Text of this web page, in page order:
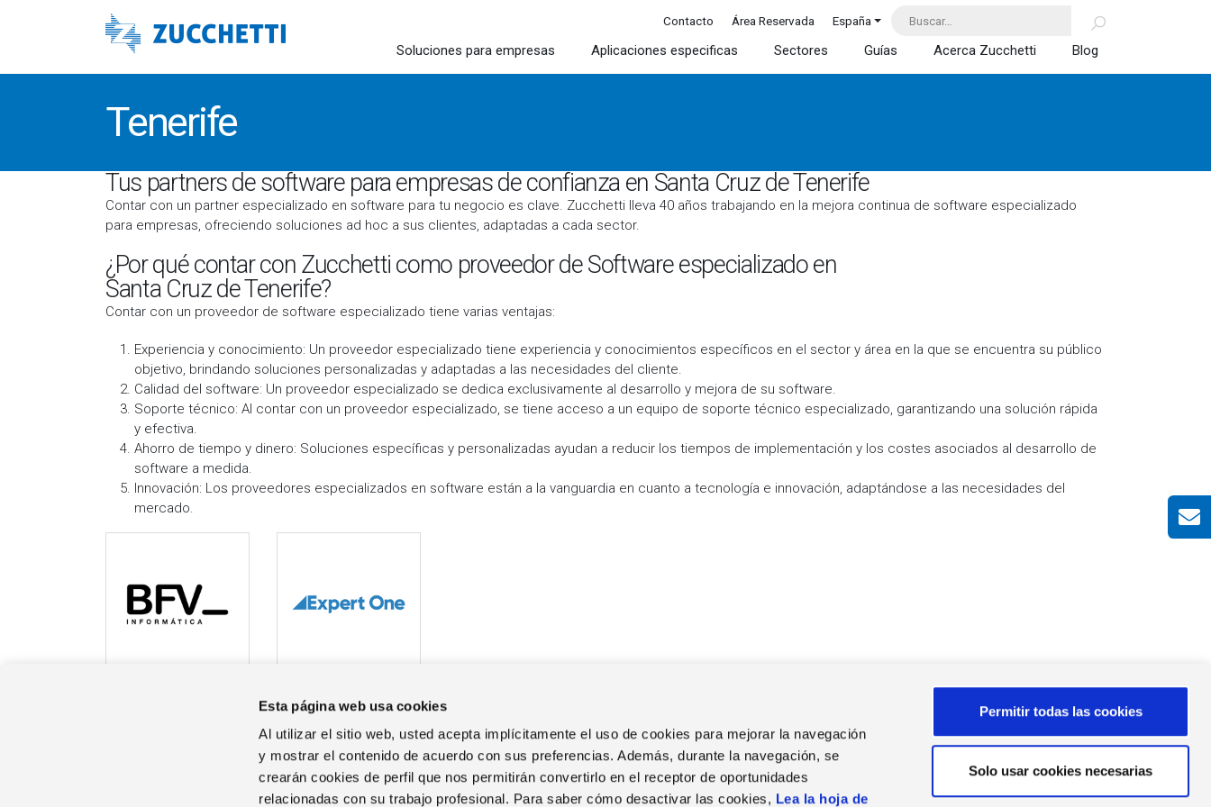
Esta página web usa cookies
Al utilizar el sitio web, usted acepta implícitamente el uso de cookies para mejorar la navegación
y mostrar el contenido de acuerdo con sus preferencias. Además, durante la navegación, se
crearán cookies de perfil que nos permitirán convertirlo en el receptor de oportunidades
relacionadas con su trabajo profesional. Para saber cómo desactivar las cookies, Lea la hoja de
Permitir todas las cookies
Solo usar cookies necesarias
Contacto Área Reservada España
Soluciones para empresas Aplicaciones especificas Sectores Guías Acerca Zucchetti Blog
Tenerife
Tus partners de software para empresas de confianza en Santa Cruz de Tenerife
Contar con un partner especializado en software para tu negocio es clave. Zucchetti lleva 40 años trabajando en la mejora continua de software especializado
para empresas, ofreciendo soluciones ad hoc a sus clientes, adaptadas a cada sector.
¿Por qué contar con Zucchetti como proveedor de Software especializado en
Santa Cruz de Tenerife?
Contar con un proveedor de software especializado tiene varias ventajas:
Experiencia y conocimiento: Un proveedor especializado tiene experiencia y conocimientos específicos en el sector y área en la que se encuentra su público
objetivo, brindando soluciones personalizadas y adaptadas a las necesidades del cliente.
Calidad del software: Un proveedor especializado se dedica exclusivamente al desarrollo y mejora de su software.
Soporte técnico: Al contar con un proveedor especializado, se tiene acceso a un equipo de soporte técnico especializado, garantizando una solución rápida
y efectiva.
Ahorro de tiempo y dinero: Soluciones específicas y personalizadas ayudan a reducir los tiempos de implementación y los costes asociados al desarrollo de
software a medida.
Innovación: Los proveedores especializados en software están a la vanguardia en cuanto a tecnología e innovación, adaptándose a las necesidades del
mercado.
Expert One
TRABAJA EN ZUCCHETTI